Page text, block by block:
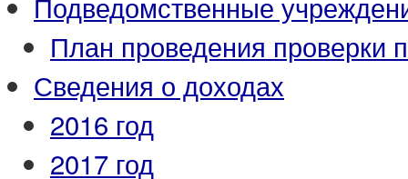
План проведения проверки
Сведения о доходах
2016 год
2017 год